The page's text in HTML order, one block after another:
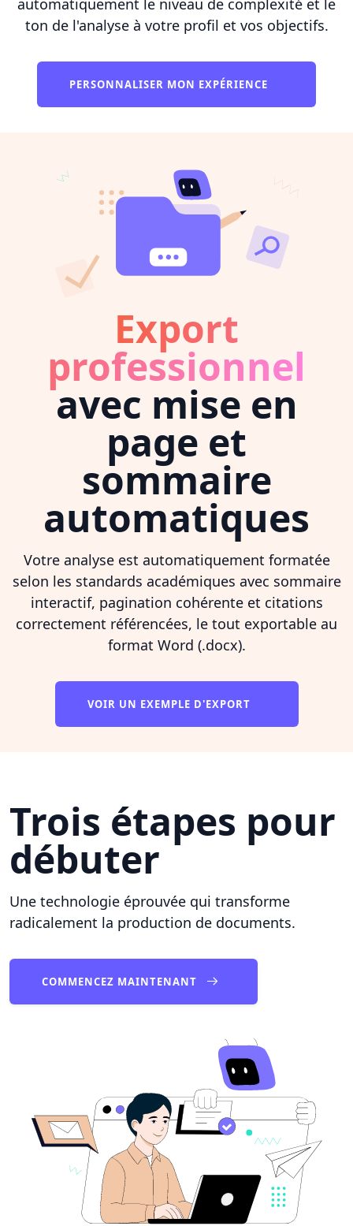
ton de l'analyse à votre profil et vos objectifs.
PERSONNALISER MON EXPÉRIENCE
Export
professionnel
avec mise en
page et
sommaire
automatiques
Votre analyse est automatiquement formatée
selon les standards académiques avec sommaire
interactif, pagination cohérente et citations
correctement référencées, le tout exportable au
format Word (.docx).
VOIR UN EXEMPLE D'EXPORT
Trois étapes pour
débuter
Une technologie éprouvée qui transforme
radicalement la production de documents.
COMMENCEZ MAINTENANT